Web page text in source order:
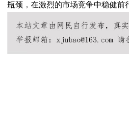
瓶颈，在激烈的市场竞争中稳健